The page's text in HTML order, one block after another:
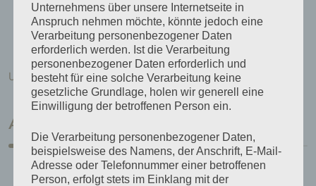
Nußbaum
Robinie
Unkategorisiert
Angebote
Kerzenleuchter geschmiedet
Unternehmens über unsere Internetseite in
Anspruch nehmen möchte, könnte jedoch eine
Verarbeitung personenbezogener Daten
erforderlich werden. Ist die Verarbeitung
personenbezogener Daten erforderlich und
besteht für eine solche Verarbeitung keine
gesetzliche Grundlage, holen wir generell eine
Einwilligung der betroffenen Person ein.
Die Verarbeitung personenbezogener Daten,
beispielsweise des Namens, der Anschrift, E-Mail-
Adresse oder Telefonnummer einer betroffenen
Person, erfolgt stets im Einklang mit der